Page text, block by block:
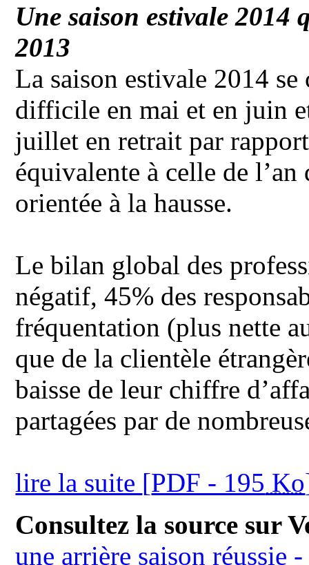
Une saison estivale
2013
La saison estivale 2014 se
difficile en mai et en juin
juillet en retrait par
équivalente à celle de
orientée à la hausse.
Le bilan global des
négatif, 45% des
fréquentation (plus nette
que de la clientèle
baisse de leur chiffre
partagées par de
lire la suite [PDF - 195 Ko
Consultez la source sur
une arrière saison réussie